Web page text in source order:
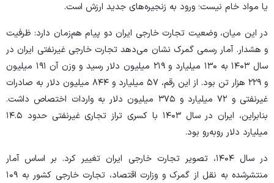
یا مواد خام نیست؛ ورود به زنجیره‌های جدید ارزش است.
در این میان، وضعیت تجارت خارجی ایران دو پیام هم‌زمان دارد: ظرفیت
و هشدار. آمار رسمی گمرک نشان می‌دهد تجارت خارجی غیرنفتی ایران در
سال ۱۴۰۳ به ۱۳۰ میلیارد و ۲۱۹ میلیون دلار رسید و وزن آن ۱۹۱ میلیون
و ۲۲۹ هزار تن بود. از این رقم، ۵۷ میلیارد و ۸۴۴ میلیون دلار به صادرات
غیرنفتی و ۷۲ میلیارد و ۳۷۵ میلیون دلار به واردات اختصاص داشت.
بنابراین، ایران در سال ۱۴۰۳ با کسری تراز تجاری غیرنفتی حدود ۱۴.۵
میلیارد دلار روبه‌رو بود.
در سال ۱۴۰۴، تصویر تجارت خارجی ایران تغییر کرد. بر اساس آمار
منتشرشده به نقل از گمرک و وزارت اقتصاد، تجارت خارجی کشور به ۱۰۹